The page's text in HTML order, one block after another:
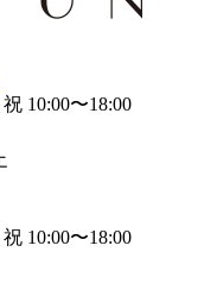
10:00〜18:00
10:00〜18:00